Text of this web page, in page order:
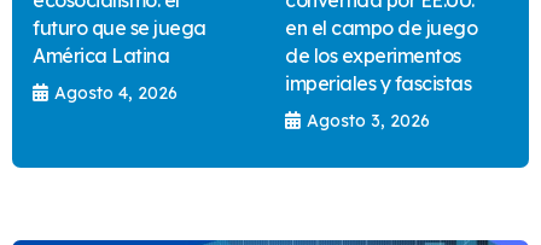
futuro que se juega
América Latina
Agosto 4, 2026
en el campo de juego
de los experimentos
imperiales y fascistas
Agosto 3, 2026